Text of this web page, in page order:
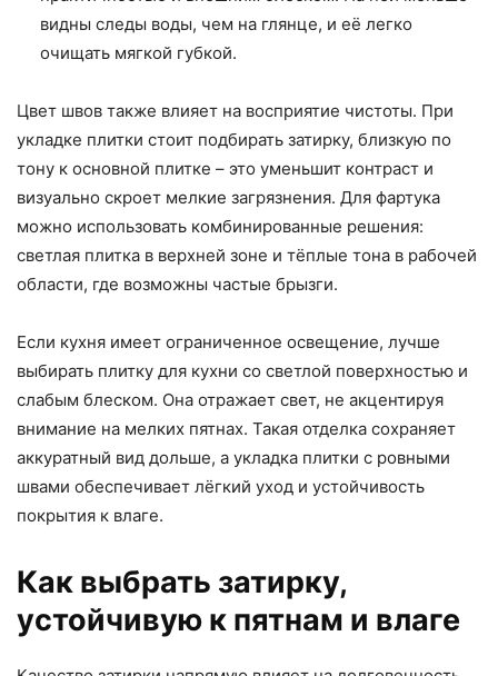
видны следы воды, чем на глянце, и её легко
очищать мягкой губкой.
Цвет швов также влияет на восприятие чистоты. При
укладке плитки стоит подбирать затирку, близкую по
тону к основной плитке – это уменьшит контраст и
визуально скроет мелкие загрязнения. Для фартука
можно использовать комбинированные решения:
светлая плитка в верхней зоне и тёплые тона в рабочей
области, где возможны частые брызги.
Если кухня имеет ограниченное освещение, лучше
выбирать плитку для кухни со светлой поверхностью и
слабым блеском. Она отражает свет, не акцентируя
внимание на мелких пятнах. Такая отделка сохраняет
аккуратный вид дольше, а укладка плитки с ровными
швами обеспечивает лёгкий уход и устойчивость
покрытия к влаге.
Как выбрать затирку,
устойчивую к пятнам и влаге